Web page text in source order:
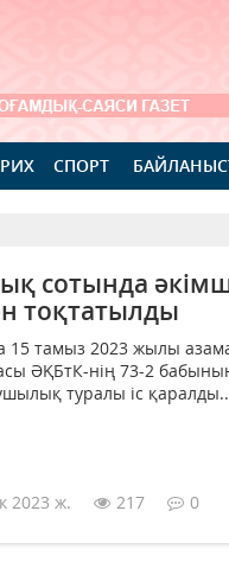
СПОРТ
сотында
тоқтатылды
15 тамыз 2023 жылы
ӘҚБтК-нің 73-2
туралы іс
2023 ж. 217 0